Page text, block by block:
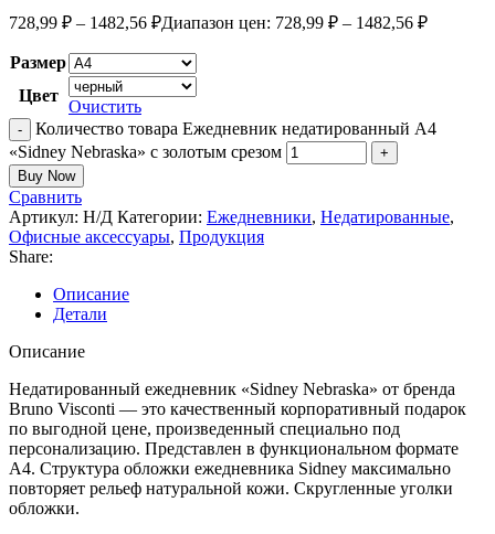
728,99 ₽ – 1482,56 ₽Диапазон цен: 728,99 ₽ – 1482,56 ₽
Размер
Цвет
Очистить
Количество товара Ежедневник недатированный А4
«Sidney Nebraska» с золотым срезом
Buy Now
Сравнить
Артикул: Н/Д Категории: Ежедневники, Недатированные,
Офисные аксессуары, Продукция
Share:
Описание
Детали
Описание
Недатированный ежедневник «Sidney Nebraska» от бренда
Bruno Visconti — это качественный корпоративный подарок
по выгодной цене, произведенный специально под
персонализацию. Представлен в функциональном формате
А4. Структура обложки ежедневника Sidney максимально
повторяет рельеф натуральной кожи. Скругленные уголки
обложки.